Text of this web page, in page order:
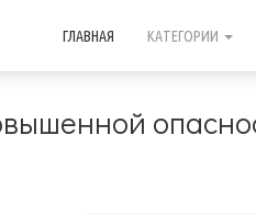
ГЛАВНАЯ КАТЕГОРИИ